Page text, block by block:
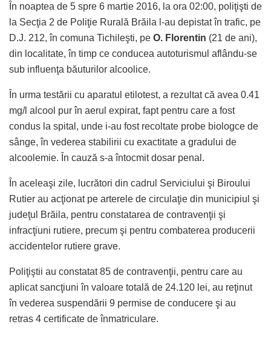
În noaptea de 5 spre 6 martie 2016, la ora 02:00, poliţişti de
la Secţia 2 de Poliţie Rurală Brăila l-au depistat în trafic, pe
D.J. 212, în comuna Tichileşti, pe O. Florentin (21 de ani),
din localitate, în timp ce conducea autoturismul aflându-se
sub influenţa băuturilor alcoolice.
În urma testării cu aparatul etilotest, a rezultat că avea 0.41
mg/l alcool pur în aerul expirat, fapt pentru care a fost
condus la spital, unde i-au fost recoltate probe biologce de
sânge, în vederea stabilirii cu exactitate a gradului de
alcoolemie. În cauză s-a întocmit dosar penal.
În aceleaşi zile, lucrători din cadrul Serviciului şi Biroului
Rutier au acţionat pe arterele de circulaţie din municipiul şi
judeţul Brăila, pentru constatarea de contravenţii şi
infracţiuni rutiere, precum şi pentru combaterea producerii
accidentelor rutiere grave.
Poliţiştii au constatat 85 de contravenţii, pentru care au
aplicat sancţiuni în valoare totală de 24.120 lei, au reţinut
în vederea suspendării 9 permise de conducere şi au
retras 4 certificate de înmatriculare.